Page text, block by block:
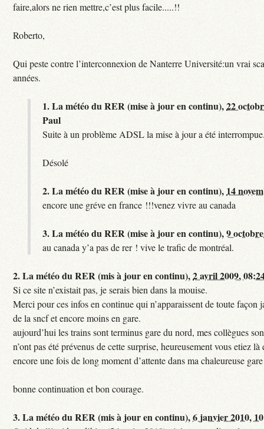
faire,alors ne rien mettre,c’est plus facile.....!!
Roberto,
Qui peste contre l’interconnexion de Nanterre Université:un vrai
années.
1.La météo du RER (mise à jour en continu),22
Paul
Suite à un problème ADSL la mise à jour a été
Désolé
2.La météo du RER (mise à jour en continu), 14
encore une gréve en france !!!venez vivre au canada
3.La météo du RER (mise à jour en continu),9
au canada y’a pas de rer ! vive le trafic de montréal.
2.La météo du RER (mis à jour en continu),2 avril 2009,
Si ce site n’existait pas, je serais bien dans la mouise.
Merci pour ces infos en continue qui n’apparaissent de toute façon
de la sncf et encore moins en gare.
aujourd’hui les trains sont terminus gare du nord, mes collègues
n’ont pas été prévenus de cette surprise, heureusement vous etiez là
encore une fois de long moment d’attente dans ma chaleureuse
bonne continuation et bon courage.
3.La météo du RER (mis à jour en continu),6 janvier 2010,